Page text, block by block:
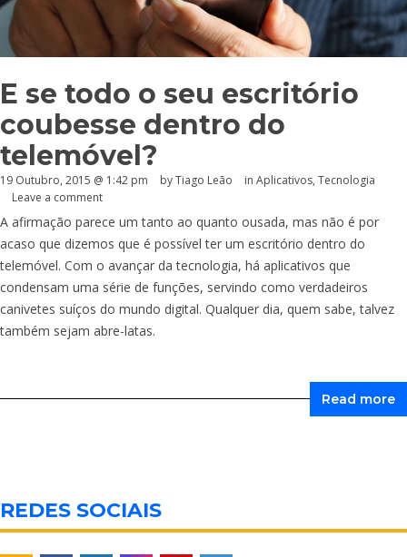
E se todo o seu escritório
coubesse dentro do
telemóvel?
19 Outubro, 2015 @ 1:42 pm by Tiago Leão in Aplicativos, Tecnologia
Leave a comment
A afirmação parece um tanto ao quanto ousada, mas não é por
acaso que dizemos que é possível ter um escritório dentro do
telemóvel. Com o avançar da tecnologia, há aplicativos que
condensam uma série de funções, servindo como verdadeiros
canivetes suíços do mundo digital. Qualquer dia, quem sabe, talvez
também sejam abre-latas.
Read more
REDES SOCIAIS